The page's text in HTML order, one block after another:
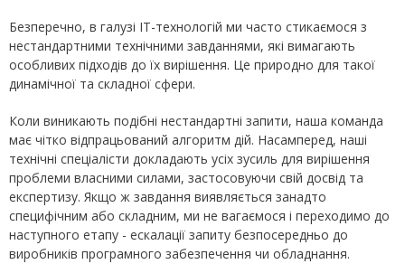
Безперечно, в галузі ІТ-технологій ми часто стикаємося з
нестандартними технічними завданнями, які вимагають
особливих підходів до їх вирішення. Це природно для такої
динамічної та складної сфери.
Коли виникають подібні нестандартні запити, наша команда
має чітко відпрацьований алгоритм дій. Насамперед, наші
технічні спеціалісти докладають усіх зусиль для вирішення
проблеми власними силами, застосовуючи свій досвід та
експертизу. Якщо ж завдання виявляється занадто
специфічним або складним, ми не вагаємося і переходимо до
наступного етапу - ескалації запиту безпосередньо до
виробників програмного забезпечення чи обладнання.